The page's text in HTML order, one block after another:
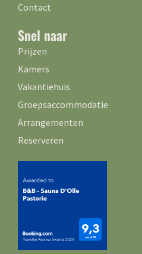
Contact
Snel naar
Prijzen
Kamers
Vakantiehuis
Groepsaccommodatie
Arrangementen
Reserveren